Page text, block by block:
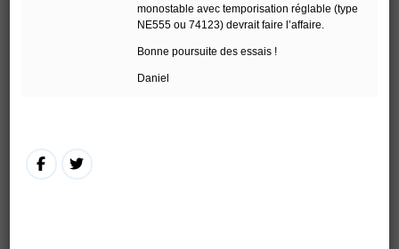
monostable avec temporisation réglable (type
NE555 ou 74123) devrait faire l’affaire.
Bonne poursuite des essais !
Daniel